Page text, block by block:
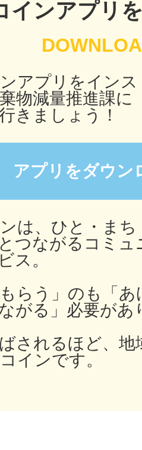
インアプリ
アプリをイン
物減量推進課に
きましょう！
アプリをダウン
は、ひと・ま
つながるコミュ
ス。
らう」のも「
がる」必要があ
されるほど、地
インです。
日置
高知市
シモキ
多度津
厚木